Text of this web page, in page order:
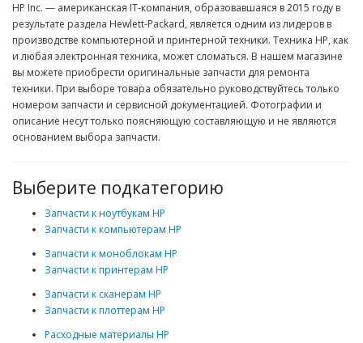
HP Inc. — американская IT-компания, образовавшаяся в 2015 году в
результате раздела Hewlett-Packard, является одним из лидеров в
производстве компьютерной и принтерной техники. Техника HP, как
и любая электронная техника, может сломаться. В нашем магазине
вы можете приобрести оригинальные запчасти для ремонта
техники. При выборе товара обязательно руководствуйтесь только
номером запчасти и сервисной документацией. Фотографии и
описание несут только поясняющую составляющую и не являются
основанием выбора запчасти.
Выберите подкатегорию
Запчасти к ноутбукам HP
Запчасти к компьютерам HP
Запчасти к моноблокам HP
Запчасти к принтерам HP
Запчасти к сканерам HP
Запчасти к плоттерам HP
Расходные материалы HP